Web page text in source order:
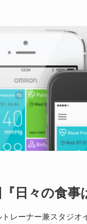
日々の食事
レーナー兼スタジオ